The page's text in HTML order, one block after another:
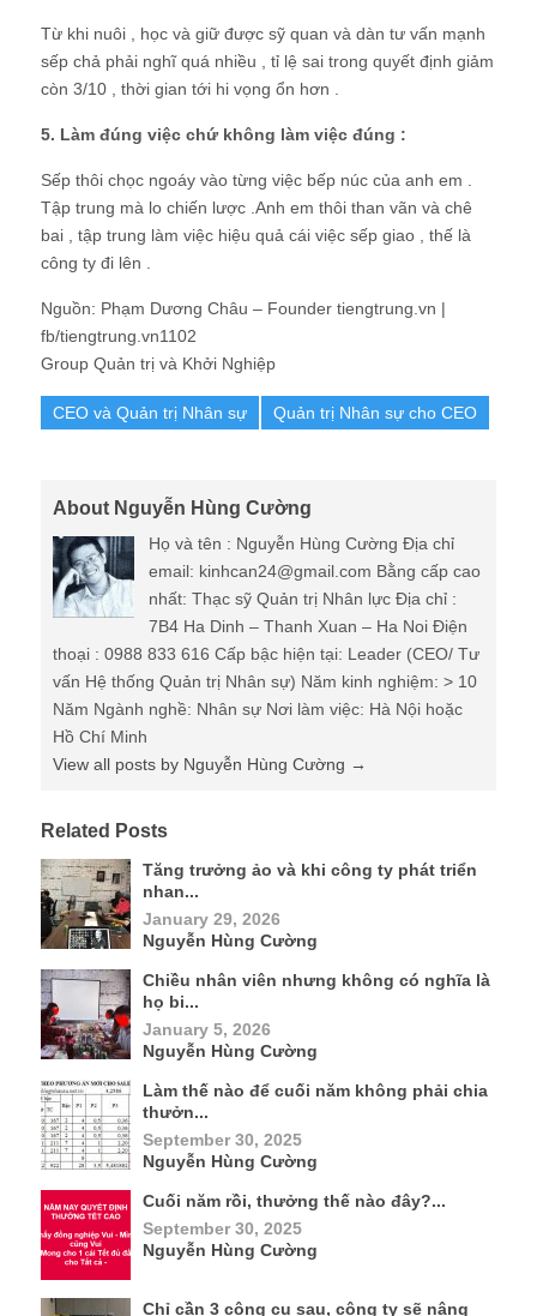
Từ khi nuôi , học và giữ được sỹ quan và dàn tư vấn mạnh
sếp chả phải nghĩ quá nhiều , tỉ lệ sai trong quyết định giảm
còn 3/10 , thời gian tới hi vọng ổn hơn .
5. Làm đúng việc chứ không làm việc đúng :
Sếp thôi chọc ngoáy vào từng việc bếp núc của anh em .
Tập trung mà lo chiến lược .Anh em thôi than vãn và chê
bai , tập trung làm việc hiệu quả cái việc sếp giao , thế là
công ty đi lên .
Nguồn: Phạm Dương Châu – Founder tiengtrung.vn |
fb/tiengtrung.vn1102
Group Quản trị và Khởi Nghiệp
CEO và Quản trị Nhân sự Quản trị Nhân sự cho CEO
About Nguyễn Hùng Cường
Họ và tên : Nguyễn Hùng Cường Địa chỉ
email: kinhcan24@gmail.com Bằng cấp cao
nhất: Thạc sỹ Quản trị Nhân lực Địa chỉ :
7B4 Ha Dinh – Thanh Xuan – Ha Noi Điện
thoại : 0988 833 616 Cấp bậc hiện tại: Leader (CEO/ Tư
vấn Hệ thống Quản trị Nhân sự) Năm kinh nghiệm: > 10
Năm Ngành nghề: Nhân sự Nơi làm việc: Hà Nội hoặc
Hồ Chí Minh
View all posts by Nguyễn Hùng Cường →
Related Posts
Tăng trưởng ảo và khi công ty phát triển
nhan...
January 29, 2026
Nguyễn Hùng Cường
Chiều nhân viên nhưng không có nghĩa là
họ bi...
January 5, 2026
Nguyễn Hùng Cường
Làm thế nào để cuối năm không phải chia
thưởn...
September 30, 2025
Nguyễn Hùng Cường
Cuối năm rồi, thưởng thế nào đây?...
September 30, 2025
Nguyễn Hùng Cường
Chỉ cần 3 công cụ sau, công ty sẽ nâng